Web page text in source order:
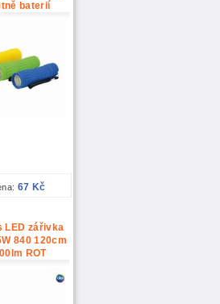
baterií
67 Kč
LED zářivka
840 120cm
ROT